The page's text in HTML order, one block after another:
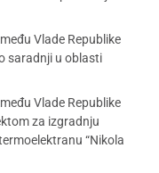
Vlade Republike
saradnji u oblasti
Vlade Republike
za izgradnju
“Nikola